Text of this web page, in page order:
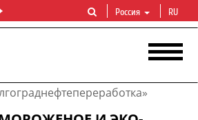
Россия RU